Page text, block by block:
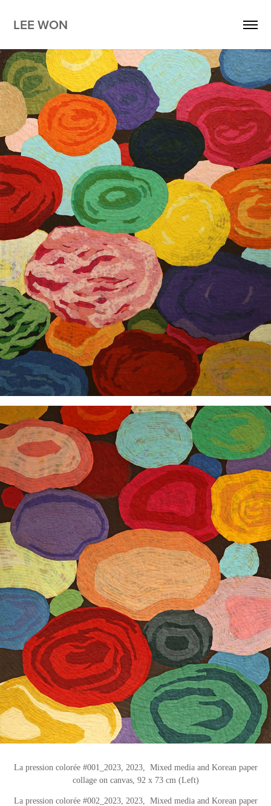
LEE WON
La pression colorée #001_2023, 2023,
Mixed media and Korean paper
collage on canvas, 92 x 73 cm (Left)
La pression colorée #002_2023, 2023, Mixed media and Korean paper